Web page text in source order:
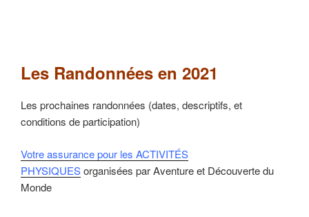
Les Randonnées en 2021
Les prochaines randonnées (dates, descriptifs, et
conditions de participation)
Votre assurance pour les ACTIVITÉS
PHYSIQUESorganisées par Aventure et Découverte du
Monde